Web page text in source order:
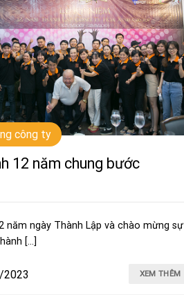
công ty
12 năm chung bước
năm ngày Thành Lập và chào mừng sự
[...]
XEM THÊM